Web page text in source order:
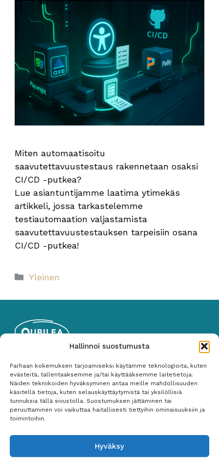
Hallinnoi suostumusta
Parhaan kokemuksen tarjoamiseksi käytämme teknologioita, kuten
evästeitä, tallentaaksemme ja/tai käyttääksemme laitetietoja.
Näiden tekniikoiden hyväksyminen antaa meille mahdollisuuden
käsitellä tietoja, kuten selauskäyttäytymistä tai yksilöllisiä
tunnuksia tällä sivustolla. Suostumuksen jättäminen tai
peruuttaminen voi vaikuttaa haitallisesti tiettyihin ominaisuuksiin ja
toimintoihin.
Hyväksy
Miten automaatisoitu
saavutettavuustestaus rakennetaan osaksi
CI/CD -putkea?
Lue asiantuntijamme laatima ytimekäs
artikkeli, jossa tarkastelemme
testiautomaation valjastamista
saavutettavuustestauksen tarpeisiin osana
CI/CD -putkea!
Kategoriat
Yleinen
Y-tunnus: 2535767-1
050 487 3265
Palvelut
Ohjelmistotestaus